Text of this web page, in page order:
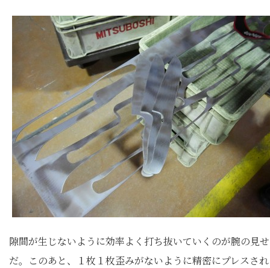
隙間が生じないように効率よく打ち抜いていくのが腕の見
だ。このあと、１枚１枚歪みがないように精密にプレスさ